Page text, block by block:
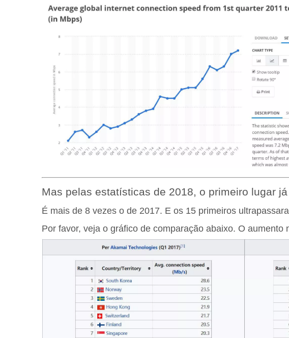
Mas pelas estatísticas de 2018, o primeiro lugar
É mais de 8 vezes o de 2017. E os 15 primeiros
Por favor, veja o gráfico de comparação abaixo. O